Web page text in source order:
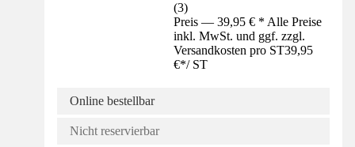
(3)
Preis — 39,95 € * Alle Preise
inkl. MwSt. und ggf. zzgl.
Versandkosten pro ST39,95
€*/ ST
Online bestellbar
Nicht reservierbar